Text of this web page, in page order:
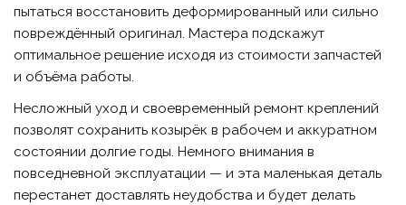
пытаться восстановить деформированный или сильно
повреждённый оригинал. Мастера подскажут
оптимальное решение исходя из стоимости запчастей
и объёма работы.
Несложный уход и своевременный ремонт креплений
позволят сохранить козырёк в рабочем и аккуратном
состоянии долгие годы. Немного внимания в
повседневной эксплуатации — и эта маленькая деталь
перестанет доставлять неудобства и будет делать